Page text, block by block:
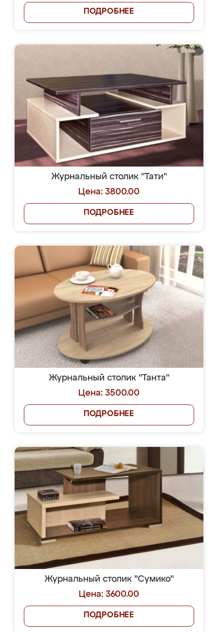
ПОДРОБНЕЕ
Журнальный столик "Тати"
Цена: 3800.00
ПОДРОБНЕЕ
Журнальный столик "Танта"
Цена: 3500.00
ПОДРОБНЕЕ
Журнальный столик "Сумико"
Цена: 3600.00
ПОДРОБНЕЕ